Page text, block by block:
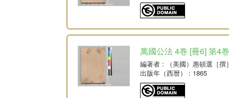
萬國公法 4巻 [冊6] 第4
編著者 : （美國）惠頓選［撰
出版年（西暦）
: 1865